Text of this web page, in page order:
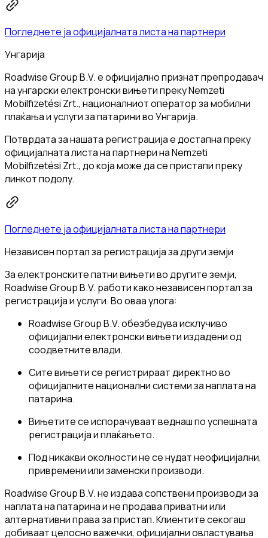
Погледнете ја официјалната листа на партнери
Унгарија
Roadwise Group B.V. е официјално признат препродавач
на унгарски електронски вињети преку Nemzeti
Mobilfizetési Zrt., националниот оператор за мобилни
плаќања и услуги за патарини во Унгарија.
Потврдата за нашата регистрација е достапна преку
официјалната листа на партнери на Nemzeti
Mobilfizetési Zrt., до која може да се пристапи преку
линкот подолу.
Погледнете ја официјалната листа на партнери
Независен портал за регистрација за други земји
За електронските патни вињети во другите земји,
Roadwise Group B.V. работи како независен портал за
регистрација и услуги. Во оваа улога:
Roadwise Group B.V. обезбедува исклучиво
официјални електронски вињети издадени од
соодветните влади.
Сите вињети се регистрираат директно во
официјалните национални системи за наплата на
патарина.
Вињетите се испорачуваат веднаш по успешната
регистрација и плаќањето.
Под никакви околности не се нудат неофицијални,
привремени или заменски производи.
Roadwise Group B.V. не издава сопствени производи за
наплата на патарина и не продава приватни или
алтернативни права за пристап. Клиентите секогаш
добиваат целосно важечки, официјални овластувања